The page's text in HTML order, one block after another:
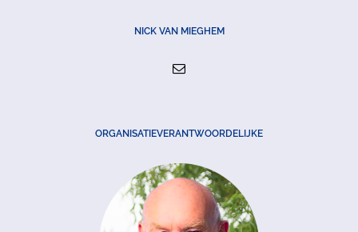
NICK VAN MIEGHEM
ORGANISATIEVERANTWOORDELIJKE